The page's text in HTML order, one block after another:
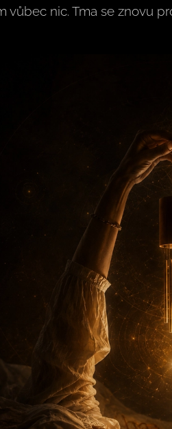
vůbec nic. Tma se znovu